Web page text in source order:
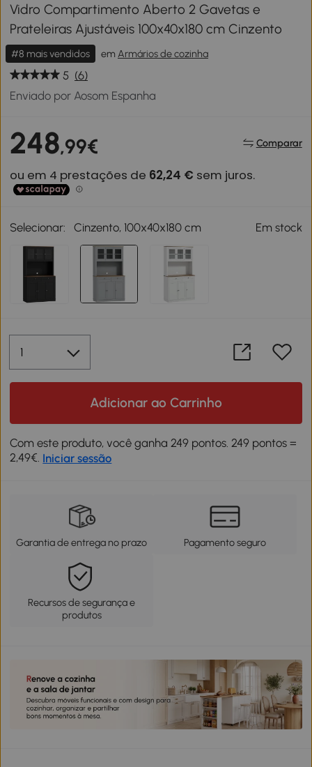
Vidro Compartimento Aberto 2 Gavetas e
Prateleiras Ajustáveis 100x40x180 cm Cinzento
#8 mais vendidos em Armários de cozinha
5 (6)
Enviado por Aosom Espanha
248,99€ Comparar
Selecionar: Cinzento, 100x40x180 cm Em stock
Adicionar ao Carrinho
Com este produto, você ganha 249 pontos. 249 pontos =
2,49€. Iniciar sessão
Garantia de entrega no prazo Pagamento seguro
Recursos de segurança e
produtos